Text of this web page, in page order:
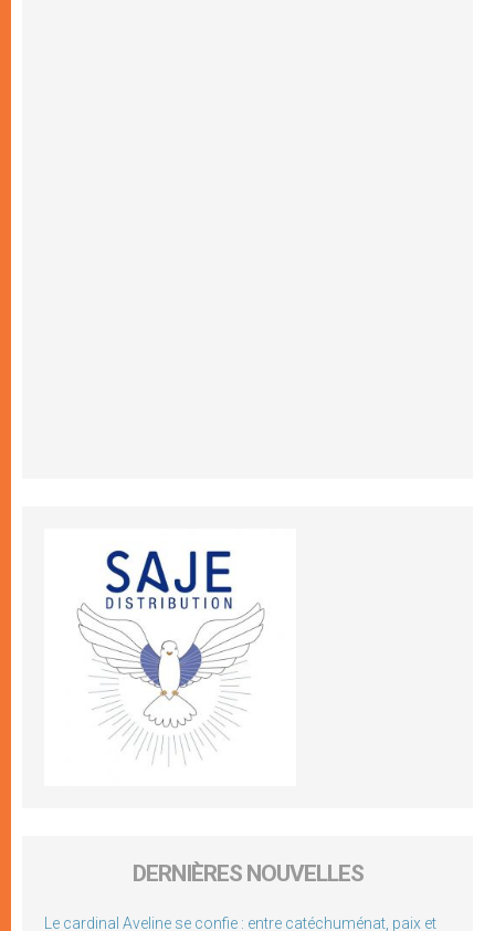
DERNIÈRES NOUVELLES
Le cardinal Aveline se confie : entre catéchuménat, paix et